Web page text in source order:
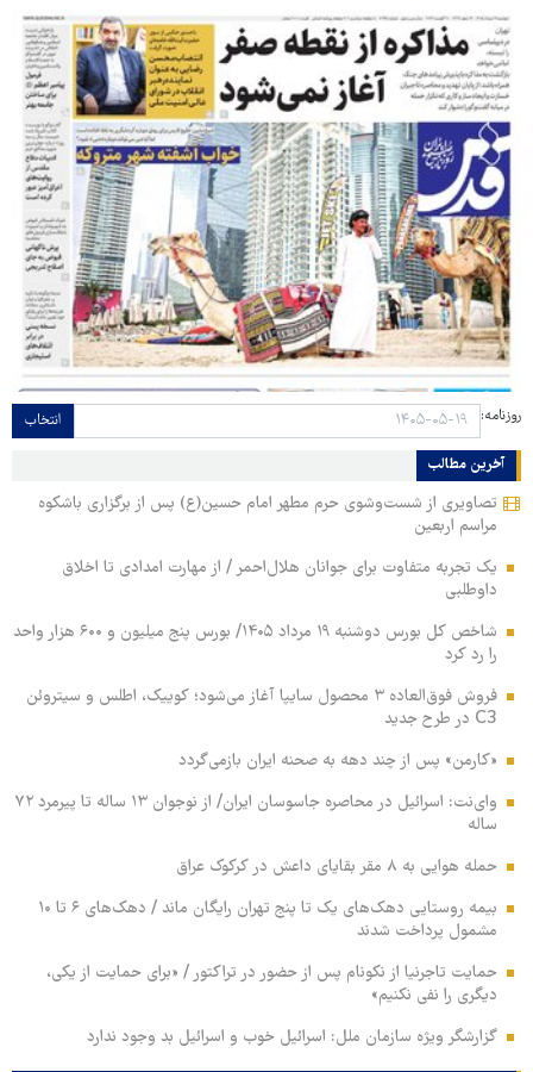
روزنامه: انتخاب
آخرین مطالب
تصاویری از شست‌وشوی حرم مطهر امام حسین(ع) پس از برگزاری باشکوه
مراسم اربعین
یک تجربه متفاوت برای جوانان هلال‌احمر / از مهارت امدادی تا اخلاق
داوطلبی
شاخص کل بورس دوشنبه ۱۹ مرداد ۱۴۰۵/ بورس پنج میلیون و ۶۰۰ هزار واحد
را رد کرد
فروش فوق‌العاده ۳ محصول سایپا آغاز می‌شود؛ کوییک، اطلس و سیتروئن
C3 در طرح جدید
«کارمن» پس از چند دهه به صحنه ایران بازمی‌گردد
وای‌نت: اسرائیل در محاصره جاسوسان ایران/ از نوجوان ۱۳ ساله تا پیرمرد ۷۲
ساله
حمله هوایی به ۸ مقر بقایای داعش در کرکوک عراق
بیمه روستایی دهک‌های یک تا پنج تهران رایگان ماند / دهک‌های ۶ تا ۱۰
مشمول پرداخت شدند
حمایت تاجرنیا از نکونام پس از حضور در تراکتور / «برای حمایت از یکی،
دیگری را نفی نکنیم»
گزارشگر ویژه سازمان ملل: اسرائیل خوب و اسرائیل بد وجود ندارد